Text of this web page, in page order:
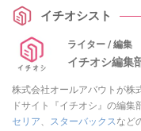
イチオシスト
ライター / 編集
イチオシ編集
株式会社オールアバウトが株
ドサイト『イチオシ』の編集
セリア、 スターバックスなど